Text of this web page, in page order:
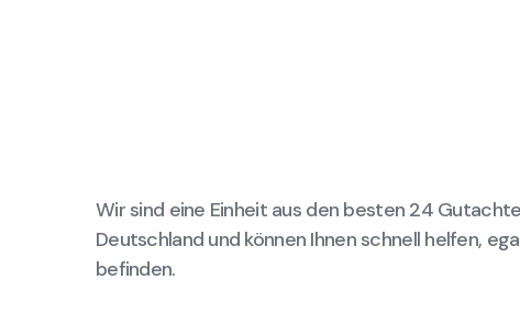
Wir sind eine Einheit aus den besten 24
Deutschland und können Ihnen schnell helfen,
befinden.